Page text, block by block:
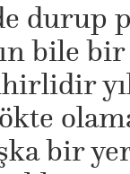
durup
bile
bir